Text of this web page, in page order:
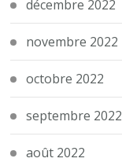
décembre 2022
novembre 2022
octobre 2022
septembre 2022
août 2022